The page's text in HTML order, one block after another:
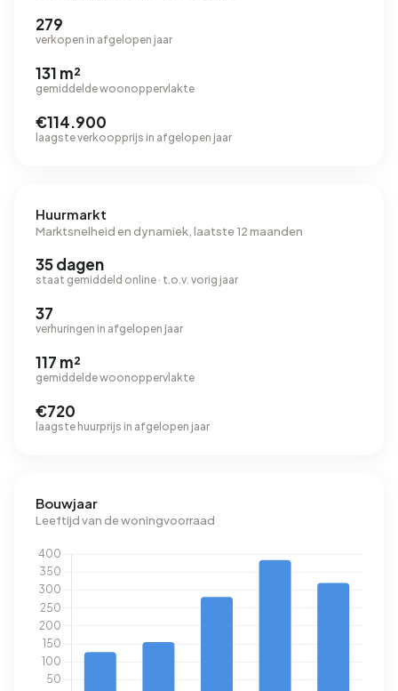
279
verkopen in afgelopen jaar
131 m²
gemiddelde woonoppervlakte
€114.900
laagste verkoopprijs in afgelopen jaar
Huurmarkt
Marktsnelheid en dynamiek, laatste 12 maanden
35 dagen
staat gemiddeld online · t.o.v. vorig jaar
37
verhuringen in afgelopen jaar
117 m²
gemiddelde woonoppervlakte
€720
laagste huurprijs in afgelopen jaar
Bouwjaar
Leeftijd van de woningvoorraad